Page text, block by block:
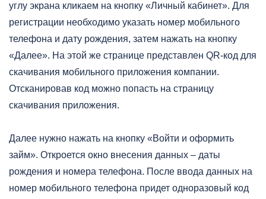
углу экрана кликаем на кнопку «Личный кабинет». Для
регистрации необходимо указать номер мобильного
телефона и дату рождения, затем нажать на кнопку
«Далее». На этой же странице представлен QR-код для
скачивания мобильного приложения компании.
Отсканировав код можно попасть на страницу
скачивания приложения.
Далее нужно нажать на кнопку «Войти и оформить
займ». Откроется окно внесения данных – даты
рождения и номера телефона. После ввода данных на
номер мобильного телефона придет одноразовый код